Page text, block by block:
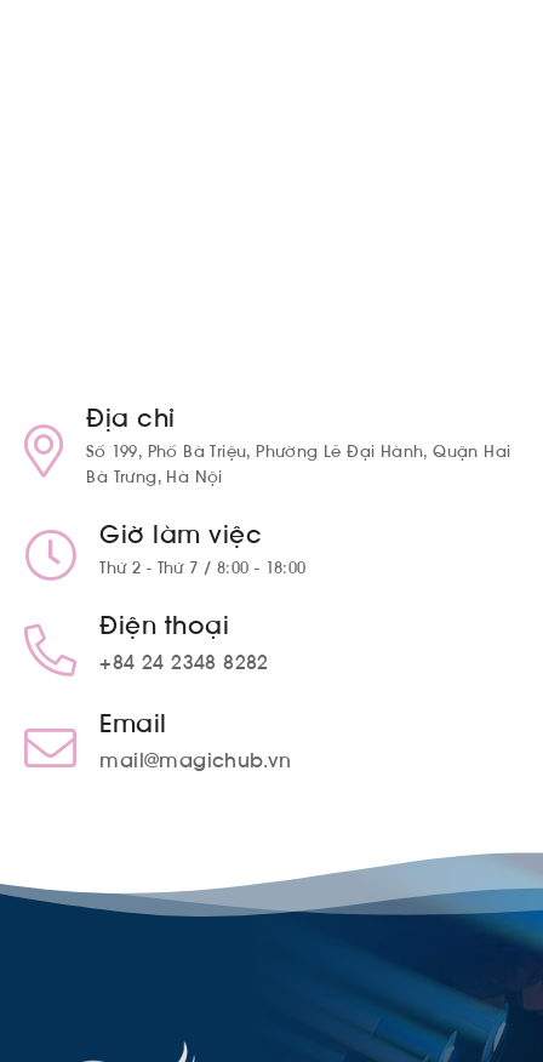
Địa chỉ
Số 199, Phố Bà Triệu, Phường Lê Đại Hành, Quận Hai
Bà Trưng, Hà Nội
Giờ làm việc
Thứ 2 - Thứ 7 / 8:00 - 18:00
Điện thoại
+84 24 2348 8282
Email
mail@magichub.vn